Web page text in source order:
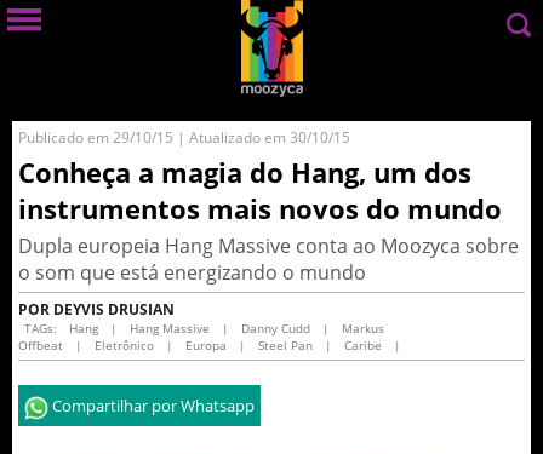
Publicado em 29/10/15 | Atualizado em 30/10/15
Conheça a magia do Hang, um dos
instrumentos mais novos do mundo
Dupla europeia Hang Massive conta ao Moozyca sobre
o som que está energizando o mundo
POR DEYVIS DRUSIAN
TAGs: Hang | Hang Massive | Danny Cudd |
Markus
Offbeat
| Eletrônico | Europa | Steel Pan | Caribe |
Compartilhar por Whatsapp